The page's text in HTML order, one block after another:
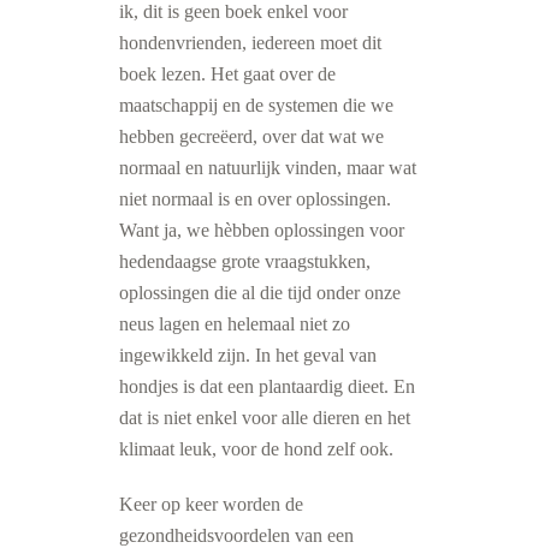
ik, dit is geen boek enkel voor
hondenvrienden, iedereen moet dit
boek lezen. Het gaat over de
maatschappij en de systemen die we
hebben gecreëerd, over dat wat we
normaal en natuurlijk vinden, maar wat
niet normaal is en over oplossingen.
Want ja, we hèbben oplossingen voor
hedendaagse grote vraagstukken,
oplossingen die al die tijd onder onze
neus lagen en helemaal niet zo
ingewikkeld zijn. In het geval van
hondjes is dat een plantaardig dieet. En
dat is niet enkel voor alle dieren en het
klimaat leuk, voor de hond zelf ook.
Keer op keer worden de
gezondheidsvoordelen van een